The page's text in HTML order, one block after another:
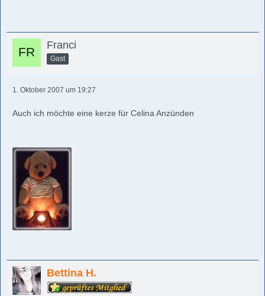
Franci
Gast
1. Oktober 2007 um 19:27
Auch ich möchte eine kerze für Celina Anzünden
Bettina H.